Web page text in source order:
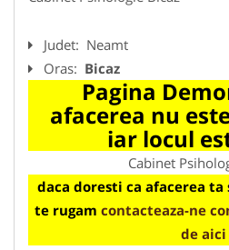
Judet: Neamt
Oras: Bicaz
Pagina
afacerea nu
iar locul
Cabinet
daca doresti ca afacerea
te rugam contacteaza-ne
de aici